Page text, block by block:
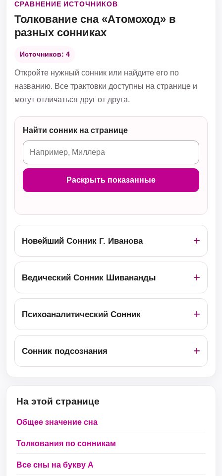
СРАВНЕНИЕ ИСТОЧНИКОВ
Толкование сна «Атомоход» в
разных сонниках
Источников: 4
Откройте нужный сонник или найдите его по
названию. Все трактовки доступны на странице и
могут отличаться друг от друга.
Найти сонник на странице
Раскрыть показанные
Новейший Сонник Г. Иванова
Ведический Сонник Шивананды
Психоаналитический Сонник
Сонник подсознания
На этой странице
Общее значение сна
Толкования по сонникам
Все сны на букву А